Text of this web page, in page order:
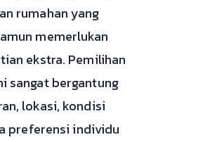
rumahan yang
memerlukan
ekstra. Pemilihan
sangat bergantung
lokasi, kondisi
preferensi individu